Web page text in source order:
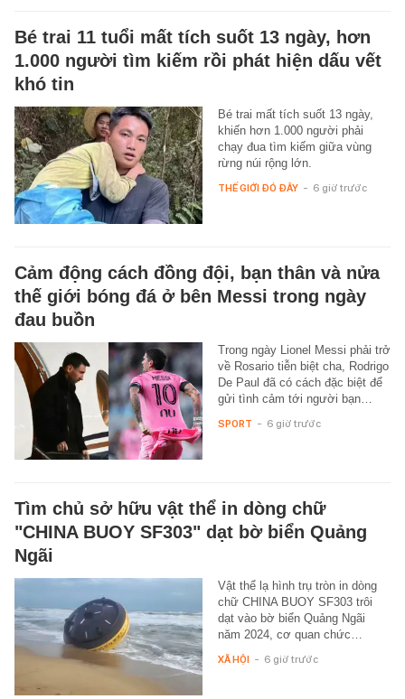
Bé trai 11 tuổi mất tích suốt 13 ngày, hơn
1.000 người tìm kiếm rồi phát hiện dấu vết
khó tin
Bé trai mất tích suốt 13 ngày,
khiến hơn 1.000 người phải
chạy đua tìm kiếm giữa vùng
rừng núi rộng lớn.
THẾ GIỚI ĐÓ ĐÂY - 6 giờ trước
Cảm động cách đồng đội, bạn thân và nửa
thế giới bóng đá ở bên Messi trong ngày
đau buồn
Trong ngày Lionel Messi phải trở
về Rosario tiễn biệt cha, Rodrigo
De Paul đã có cách đặc biệt để
gửi tình cảm tới người bạn…
SPORT - 6 giờ trước
Tìm chủ sở hữu vật thể in dòng chữ
"CHINA BUOY SF303" dạt bờ biển Quảng
Ngãi
Vật thể lạ hình trụ tròn in dòng
chữ CHINA BUOY SF303 trôi
dạt vào bờ biển Quảng Ngãi
năm 2024, cơ quan chức…
XÃ HỘI - 6 giờ trước